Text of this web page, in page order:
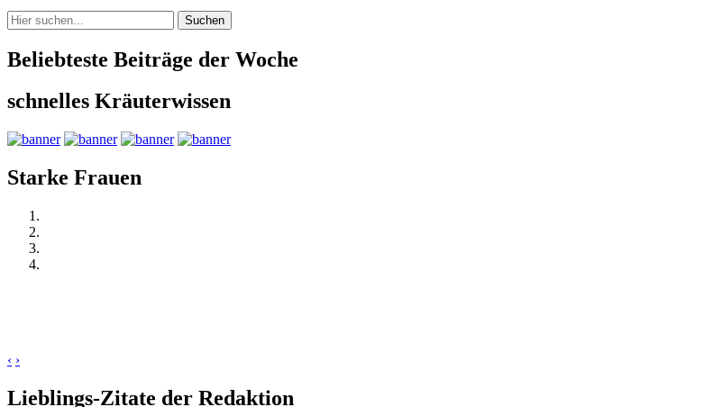
Suchen
Beliebteste Beiträge der Woche
schnelles Kräuterwissen
Starke Frauen
‹ ›
Lieblings-Zitate der Redaktion